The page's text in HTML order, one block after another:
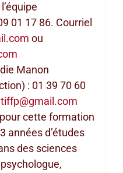
01 17 86. Courriel
ou
Manon
: 01 39 70 60
cette formation
années d’études
des sciences